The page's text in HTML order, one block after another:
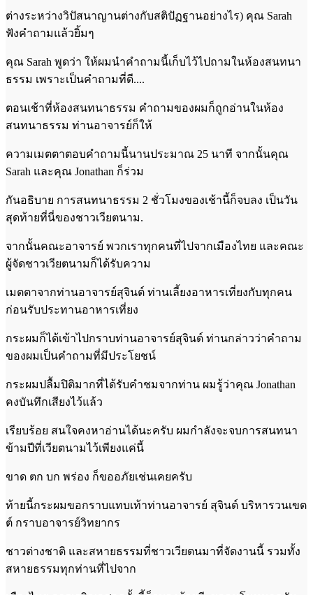
ต่างระหว่างวิปัสนาญานต่างกับสติปัฏฐานอย่างไร) คุณ Sarah
ฟังคำถามแล้วยิ้มๆ
คุณ Sarah พูดว่า ให้ผมนำคำถามนี้เก็บไว้ไปถามในห้องสนทนา
ธรรม เพราะเป็นคำถามที่ดี....
ตอนเช้าที่ห้องสนทนาธรรม คำถามของผมก็ถูกอ่านในห้อง
สนทนาธรรม ท่านอาจารย์ก็ให้
ความเมตตาตอบคำถามนี้นานประมาณ 25 นาที จากนั้นคุณ
Sarah และคุณ Jonathan ก็ร่วม
กันอธิบาย การสนทนาธรรม 2 ชั่วโมงของเช้านี้ก็จบลง เป็นวัน
สุดท้ายที่นี่ของชาวเวียตนาม.
จากนั้นคณะอาจารย์ พวกเราทุกคนที่ไปจากเมืองไทย และคณะ
ผู้จัดชาวเวียตนามก็ได้รับความ
เมตตาจากท่านอาจารย์สุจินต์ ท่านเลี้ยงอาหารเที่ยงกับทุกคน
ก่อนรับประทานอาหารเที่ยง
กระผมก็ได้เข้าไปกราบท่านอาจารย์สุจินต์ ท่านกล่าวว่าคำถาม
ของผมเป็นคำถามที่มีประโยชน์
กระผมปลื้มปิติมากที่ได้รับคำชมจากท่าน ผมรู้ว่าคุณ Jonathan
คงบันทึกเสียงไว้แล้ว
เรียบร้อย สนใจคงหาอ่านได้นะครับ ผมกำลังจะจบการสนทนา
ข้ามปีที่เวียตนามไว้เพียงแค่นี้
ขาด ตก บก พร่อง ก็ขออภัยเช่นเคยครับ
ท้ายนี้กระผมขอกราบแทบเท้าท่านอาจารย์ สุจินต์ บริหารวนเขต
ต์ กราบอาจารย์วิทยากร
ชาวต่างชาติ และสหายธรรมที่ชาวเวียตนมาที่จัดงานนี้ รวมทั้ง
สหายธรรมทุกท่านที่ไปจาก